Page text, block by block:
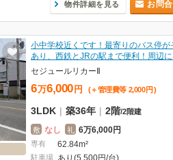
物件詳細を見る お問
小中学校近くです！最寄りのバス停が
あり、西鉄とJRの駅まで便利！周辺
セジュールリカーⅡ
6万6,000 円 (＋管理費等 2,000 円 )
3LDK | 築36年 | 2階/2階建
敷 なし 礼 6万6,000円
専有 62.84m²
駐車場